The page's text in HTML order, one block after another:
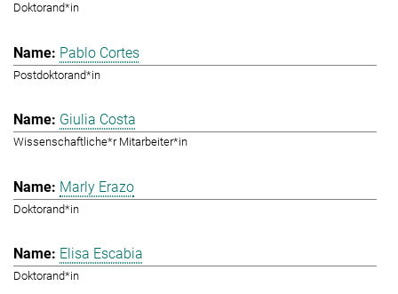
Doktorand*in
Pablo Cortes
Postdoktorand*in
Giulia Costa
Wissenschaftliche*r Mitarbeiter*in
Marly Erazo
Doktorand*in
Elisa Escabia
Doktorand*in